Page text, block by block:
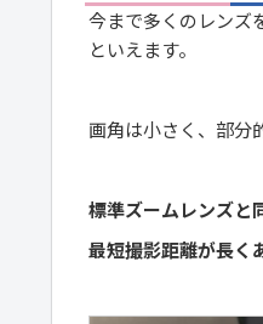
今まで多くのレンズ
といえます。
画角は小さく、部分
標準ズームレンズと
最短撮影距離が長く